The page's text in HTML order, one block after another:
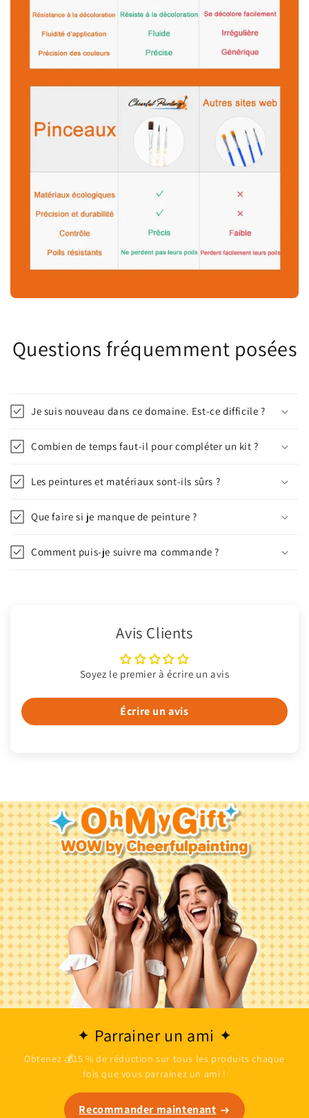
Questions fréquemment posées
Je suis nouveau dans ce domaine. Est-ce difficile ?
Combien de temps faut-il pour compléter un kit ?
Les peintures et matériaux sont-ils sûrs ?
Que faire si je manque de peinture ?
Comment puis-je suivre ma commande ?
Avis Clients
Soyez le premier à écrire un avis
Écrire un avis
Parrainer un ami
Obtenez 💰15 % de réduction sur tous les produits chaque
fois que vous parrainez un ami !
Recommander maintenant